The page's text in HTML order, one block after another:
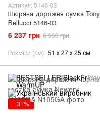
Артикул: 5146-03
Шкіряна дорожня сумка Tony
Bellucci 5146-03
6 237 грн 6 930 грн
Розміри (см) 51 х 27 х 25 см
−31%